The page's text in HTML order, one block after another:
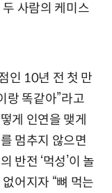
사람의 케미스
인 10년 전 첫 만
랑 똑같아”라고
게 인연을 맺게
멈추지 않으면
반전 ‘먹성’이 놀
어지자 “뼈 먹는